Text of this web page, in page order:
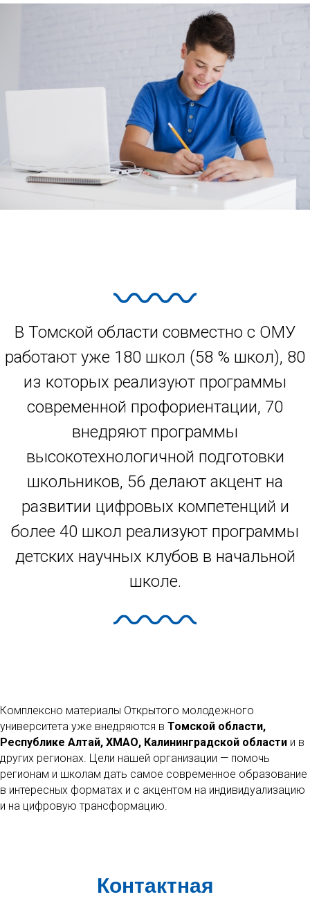
В Томской области совместно с ОМУ
работают уже 180 школ (58 % школ), 80
из которых реализуют программы
современной профориентации, 70
внедряют программы
высокотехнологичной подготовки
школьников, 56 делают акцент на
развитии цифровых компетенций и
более 40 школ реализуют программы
детских научных клубов в начальной
школе.
Комплексно материалы Открытого молодежного
университета уже внедряются в Томской области,
Республике Алтай, ХМАО, Калининградской области и в
других регионах. Цели нашей организации — помочь
регионам и школам дать самое современное образование
в интересных форматах и с акцентом на индивидуализацию
и на цифровую трансформацию.
Контактная